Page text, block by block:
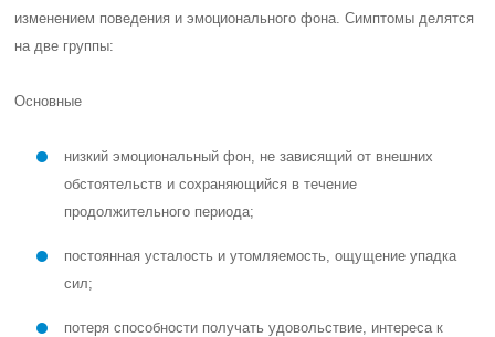
изменением поведения и эмоционального фона. Симптомы делятся
на две группы:
Основные
низкий эмоциональный фон, не зависящий от внешних
обстоятельств и сохраняющийся в течение
продолжительного периода;
постоянная усталость и утомляемость, ощущение упадка
сил;
потеря способности получать удовольствие, интереса к